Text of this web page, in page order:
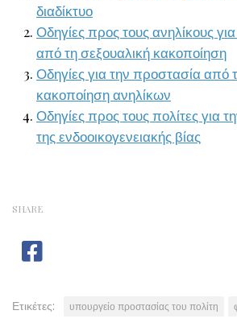
διαδίκτυο
Οδηγίες προς τους ανηλίκους
από τη σεξουαλική κακοποίηση
Οδηγίες για την προστασία από
κακοποίηση ανηλίκων
Οδηγίες προς τους πολίτες για
της ενδοοικογενειακής βίας
SHARE
Ετικέτες: υπουργείο προστασίας του πολίτη